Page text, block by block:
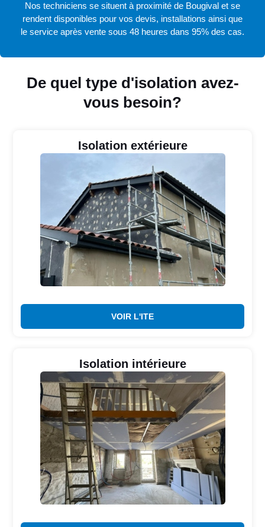
De quel type d'isolation avez-
vous besoin?
Isolation extérieure
VOIR L'ITE
Isolation intérieure
Nos techniciens se situent à proximité de Bougival et se
rendent disponibles pour vos devis, installations ainsi que
le service après vente sous 48 heures dans 95% des cas.